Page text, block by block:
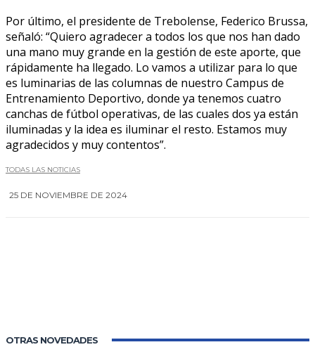
Por último, el presidente de Trebolense, Federico Brussa,
señaló: “Quiero agradecer a todos los que nos han dado
una mano muy grande en la gestión de este aporte, que
rápidamente ha llegado. Lo vamos a utilizar para lo que
es luminarias de las columnas de nuestro Campus de
Entrenamiento Deportivo, donde ya tenemos cuatro
canchas de fútbol operativas, de las cuales dos ya están
iluminadas y la idea es iluminar el resto. Estamos muy
agradecidos y muy contentos”.
TODAS LAS NOTICIAS
25 DE NOVIEMBRE DE 2024
OTRAS NOVEDADES